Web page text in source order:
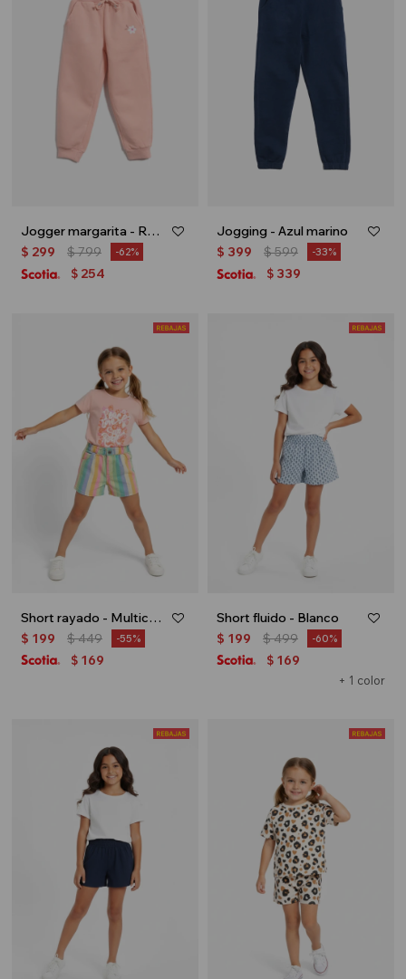
Jogger margarita - Rosa palido
$ 299 $799 62
$ 254
Jogging - Azul marino
$ 399 $599 33
$ 339
Short rayado - Multicolor
$ 199 $449 55
$ 169
Short fluido - Blanco
+ 1 color
$ 199 $499 60
$ 169